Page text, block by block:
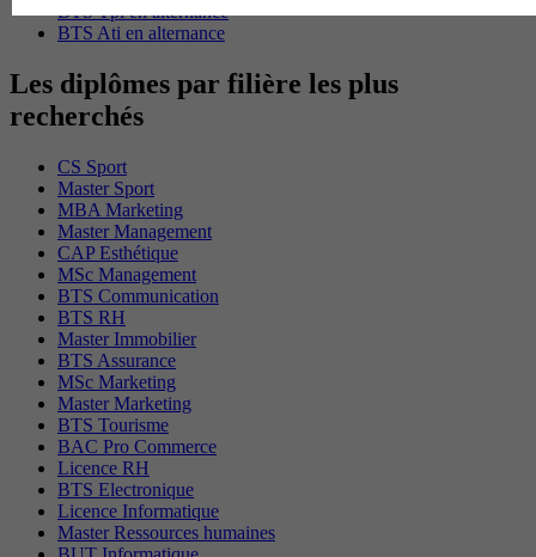
BTS Tpl en alternance
BTS Ati en alternance
Les diplômes par filière les plus
recherchés
CS Sport
Master Sport
MBA Marketing
Master Management
CAP Esthétique
MSc Management
BTS Communication
BTS RH
Master Immobilier
BTS Assurance
MSc Marketing
Master Marketing
BTS Tourisme
BAC Pro Commerce
Licence RH
BTS Electronique
Licence Informatique
Master Ressources humaines